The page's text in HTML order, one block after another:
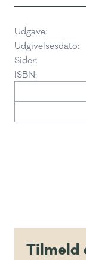
Udgave:
Udgivelsesdato:
Sider:
ISBN:
Tilmeld